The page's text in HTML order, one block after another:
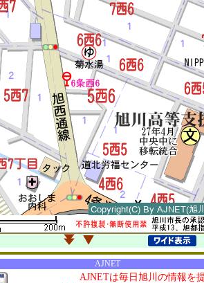
AJNET
AJNETは毎日旭川の情報を